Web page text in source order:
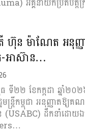
ហ៊ុន ម៉ាណែត អនុញ្ញ
ក-អាស៊ាន…
ទី២២ ខែកក្កដា ឆ្នាំ២០
រីកម្ពុជា អនុញ្ញាតឱ្យគណ
(USABC) ដឹកនាំដោយ​ឯ